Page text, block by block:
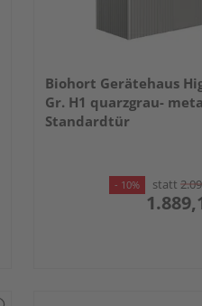
Biohort Gerätehaus
Gr. H1 quarzgrau-
Standardtür
- 10% statt